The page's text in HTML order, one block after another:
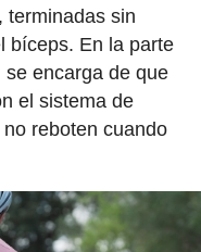
sin
bíceps. En la parte
se encarga de que
el sistema de
no reboten cuando